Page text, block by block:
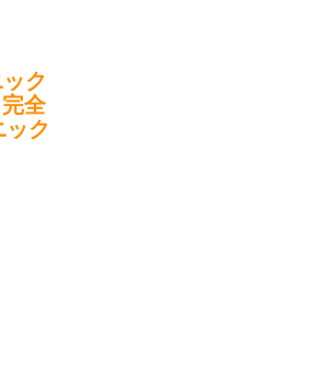
ク
全
ク